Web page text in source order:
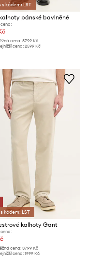
s kódem: LST
pánské bavlněné
cena:3799 Kč
cena:2599 Kč
kódem: LST
kalhoty Gant
cena:3799 Kč
cena:1999 Kč